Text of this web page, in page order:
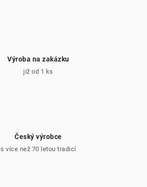
Výroba na zakázku
již od 1 ks
Český výrobce
s více než 70 letou tradicí